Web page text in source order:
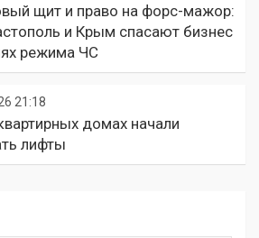
щит и право на форс-мажор:
и Крым спасают бизнес
режима ЧС
21:18
домах начали
лифты